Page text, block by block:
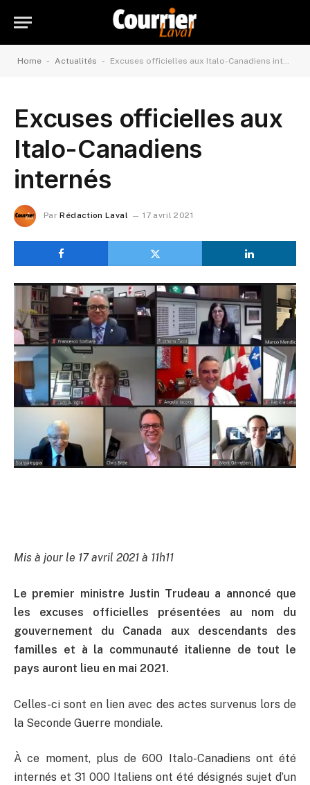
Home - Actualités - Excuses officielles aux Italo-Canadiens internés
Excuses officielles aux
Italo-Canadiens
internés
Par Rédaction Laval 17 avril 2021
Mis à jour le 17 avril 2021 à 11h11
Le premier ministre Justin Trudeau a annoncé que
les excuses officielles présentées au nom du
gouvernement du Canada aux descendants des
familles et à la communauté italienne de tout le
pays auront lieu en mai 2021.
Celles-ci sont en lien avec des actes survenus lors de
la Seconde Guerre mondiale.
À ce moment, plus de 600 Italo-Canadiens ont été
internés et 31 000 Italiens ont été désignés sujet d’un